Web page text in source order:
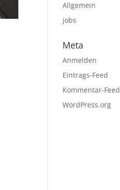
Allgemein
jobs
Meta
Anmelden
Eintrags-Feed
Kommentar-Feed
WordPress.org